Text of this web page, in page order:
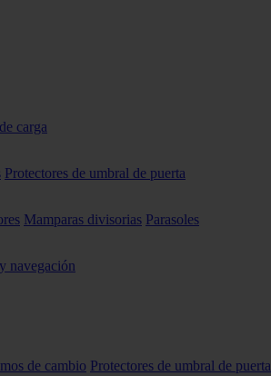
carga
Protectores de umbral de puerta
Mamparas divisorias Parasoles
navegación
de cambio Protectores de umbral de puerta